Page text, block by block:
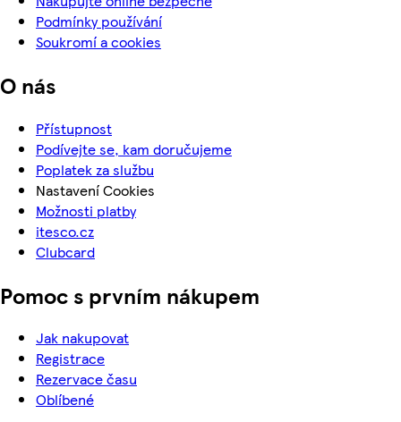
Podmínky používání
Soukromí a cookies
O nás
Přístupnost
Podívejte se, kam doručujeme
Poplatek za službu
Nastavení Cookies
Možnosti platby
itesco.cz
Clubcard
Pomoc s prvním nákupem
Jak nakupovat
Registrace
Rezervace času
Oblíbené